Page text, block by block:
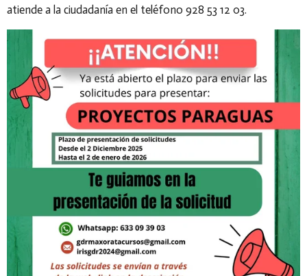
atiende a la ciudadanía en el teléfono 928 53 12 03.